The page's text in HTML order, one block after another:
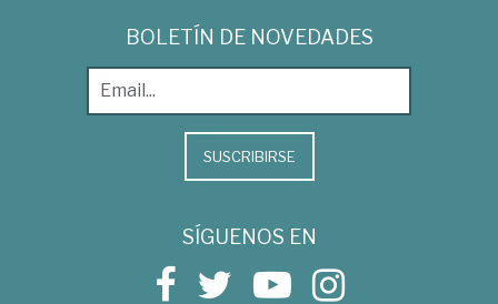
BOLETÍN DE NOVEDADES
SUSCRIBIRSE
SÍGUENOS EN